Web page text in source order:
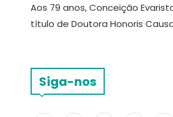
Aos 79 anos, Conceição
título de Doutora Honoris Causa
Siga-nos